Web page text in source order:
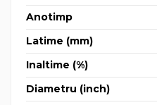
Anotimp
Latime (mm)
Inaltime (%)
Diametru (inch)